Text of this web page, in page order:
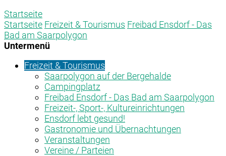
Startseite
Startseite Freizeit & Tourismus Freibad Ensdorf - Das
Bad am Saarpolygon
Untermenü
Freizeit & Tourismus
Saarpolygon auf der Bergehalde
Campingplatz
Freibad Ensdorf - Das Bad am Saarpolygon
Freizeit-, Sport-, Kultureinrichtungen
Ensdorf lebt gesund!
Gastronomie und Übernachtungen
Veranstaltungen
Vereine / Parteien